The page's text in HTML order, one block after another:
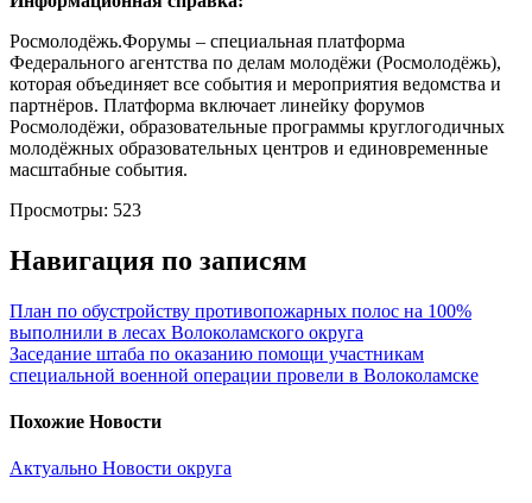
Росмолодёжь.Форумы – специальная платформа
Федерального агентства по делам молодёжи (Росмолодёжь),
которая объединяет все события и мероприятия ведомства и
партнёров. Платформа включает линейку форумов
Росмолодёжи, образовательные программы круглогодичных
молодёжных образовательных центров и единовременные
масштабные события.
Просмотры: 523
Навигация по записям
План по обустройству противопожарных полос на 100%
выполнили в лесах Волоколамского округа
Заседание штаба по оказанию помощи участникам
специальной военной операции провели в Волоколамске
Похожие Новости
Актуально Новости округа